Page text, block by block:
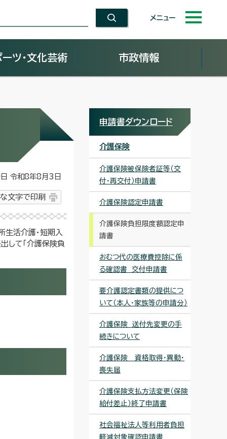
メニュー
ーツ・文化芸術 市政情報
令和8年8月3日
文字で印刷
生活介護・短期入
して「介護保険負
申請書ダウンロード
介護保険
介護保険被保険者証等（交
付・再交付）申請書
介護保険認定申請書
介護保険負担限度額認定申
請書
おむつ代の医療費控除に係
る確認書 交付申請書
要介護認定書類の提供につ
いて（本人・家族等の申請分）
介護保険 送付先変更の手
続きについて
介護保険 資格取得・異動・
喪失届
介護保険支払方法変更（保険
給付差止）終了申請書
社会福祉法人等利用者負担
軽減対象確認申請書